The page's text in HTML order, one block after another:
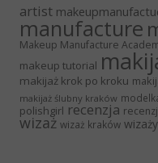
artist
manufacture
Makeup Manufacture
makeup tutorial
makijaż krok po kroku
makijaż ślubny kraków
polishgirl recenzja
wizaż wizaż kraków